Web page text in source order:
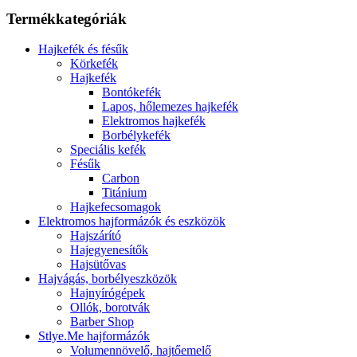
Termékkategóriák
Hajkefék és fésűk
Körkefék
Hajkefék
Bontókefék
Lapos, hőlemezes hajkefék
Elektromos hajkefék
Borbélykefék
Speciális kefék
Fésűk
Carbon
Titánium
Hajkefecsomagok
Elektromos hajformázók és eszközök
Hajszárító
Hajegyenesítők
Hajsütővas
Hajvágás, borbélyeszközök
Hajnyírógépek
Ollók, borotvák
Barber Shop
Stlye.Me hajformázók
Volumennövelő, hajtőemelő